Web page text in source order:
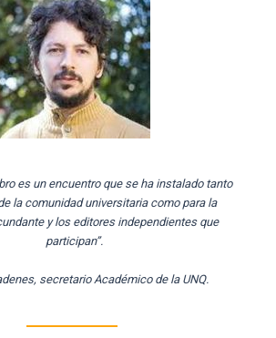
es un encuentro que se ha instalado tanto
la comunidad universitaria como para la
y los editores independientes que
participan”.
secretario Académico de la UNQ.